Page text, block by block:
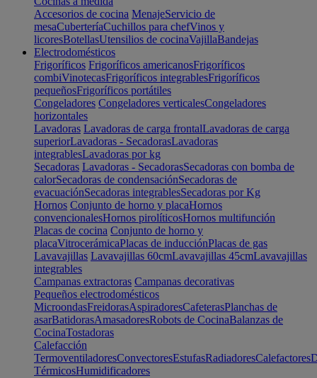
Accesorios de cocina MenajeServicio de
mesaCuberteríaCuchillos para chefVinos y
licoresBotellasUtensilios de cocinaVajillaBandejas
Electrodomésticos
Frigoríficos Frigoríficos americanosFrigoríficos
combiVinotecasFrigoríficos integrablesFrigoríficos
pequeñosFrigoríficos portátiles
Congeladores Congeladores verticalesCongeladores
horizontales
Lavadoras Lavadoras de carga frontalLavadoras de carga
superiorLavadoras - SecadorasLavadoras
integrablesLavadoras por kg
Secadoras Lavadoras - SecadorasSecadoras con bomba de
calorSecadoras de condensaciónSecadoras de
evacuaciónSecadoras integrablesSecadoras por Kg
Hornos Conjunto de horno y placaHornos
convencionalesHornos pirolíticosHornos multifunción
Placas de cocina Conjunto de horno y
placaVitrocerámicaPlacas de inducciónPlacas de gas
Lavavajillas Lavavajillas 60cmLavavajillas 45cmLavavajillas
integrables
Campanas extractoras Campanas decorativas
Pequeños electrodomésticos
MicroondasFreidorasAspiradoresCafeterasPlanchas de
asarBatidorasAmasadoresRobots de CocinaBalanzas de
CocinaTostadoras
Calefacción
TermoventiladoresConvectoresEstufasRadiadoresCalefactores
TérmicosHumidificadores